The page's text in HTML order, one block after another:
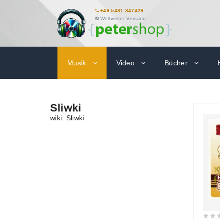
+49 5481 847429
Weltweiter Versand
Musik Video Bücher
Sliwki
wiki: Sliwki